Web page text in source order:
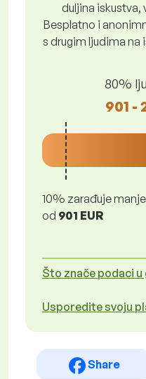
duljina iskustva,
Besplatno i
s drugim ljudima na
80%
901 -
10% zarađuje manje
od 901 EUR
Što znače podaci
Usporedite svoju
Share